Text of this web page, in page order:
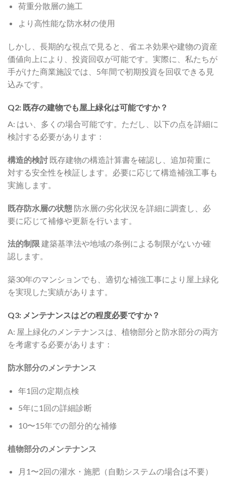
荷重分散層の施工
より高性能な防水材の使用
しかし、長期的な視点で見ると、省エネ効果や建物の資産
価値向上により、投資回収が可能です。実際に、私たちが
手がけた商業施設では、5年間で初期投資を回収できる見
込みです。
Q2: 既存の建物でも屋上緑化は可能ですか？
A: はい、多くの場合可能です。ただし、以下の点を詳細に
検討する必要があります：
構造的検討 既存建物の構造計算書を確認し、追加荷重に
対する安全性を検証します。必要に応じて構造補強工事も
実施します。
既存防水層の状態 防水層の劣化状況を詳細に調査し、必
要に応じて補修や更新を行います。
法的制限 建築基準法や地域の条例による制限がないか確
認します。
築30年のマンションでも、適切な補強工事により屋上緑化
を実現した実績があります。
Q3: メンテナンスはどの程度必要ですか？
A: 屋上緑化のメンテナンスは、植物部分と防水部分の両方
を考慮する必要があります：
防水部分のメンテナンス
年1回の定期点検
5年に1回の詳細診断
10〜15年での部分的な補修
植物部分のメンテナンス
月1〜2回の灌水・施肥（自動システムの場合は不要）